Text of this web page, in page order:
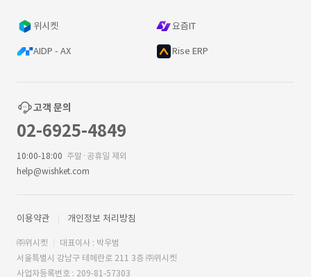
위시켓 요즘IT
AIDP - AX Rise ERP
고객 문의
02-6925-4849
10:00-18:00 주말·공휴일 제외
help@wishket.com
이용약관 개인정보 처리방침
㈜위시켓
대표이사 : 박우범
서울특별시 강남구 테헤란로 211 3층 ㈜위시켓
사업자등록번호 : 209-81-57303